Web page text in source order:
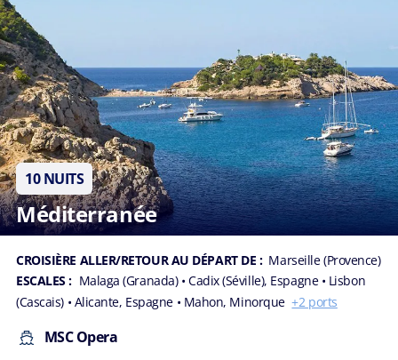
10 NUITS
Méditerranée
CROISIÈRE ALLER/RETOUR AU DÉPART DE : Marseille (Provence)
ESCALES : Malaga (Granada) • Cadix (Séville), Espagne • Lisbon
(Cascais) • Alicante, Espagne • Mahon, Minorque +2 ports
MSC Opera